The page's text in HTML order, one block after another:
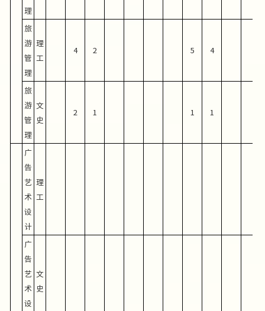
理
旅
游
管
理
理
工
4 2 5 4
旅
游
管
理
文
史
2 1 1 1
广
告
艺
术
设
计
理
工
广
告
艺
术
设
文
史